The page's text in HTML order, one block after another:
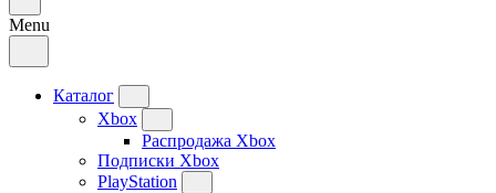
Menu
Каталог
Xbox
Распродажа Xbox
Подписки Xbox
PlayStation